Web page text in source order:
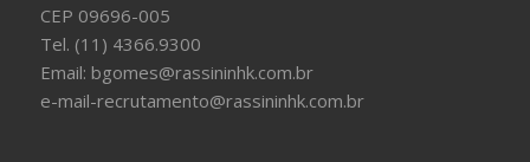
CEP 09696-005
Tel. (11) 4366.9300
Email: bgomes@rassininhk.com.br
e-mail-recrutamento@rassininhk.com.br